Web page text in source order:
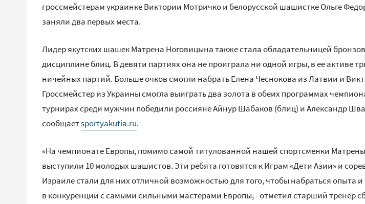
гроссмейстерам украинке Виктории Мотричко и белорусской шашистке Ольге
заняли два первых места.
Лидер якутских шашек Матрена Ноговицына также стала обладательницей
дисциплине блиц. В девяти партиях она не проиграла ни одной игры, в ее активе
ничейных партий. Больше очков смогли набрать Елена Чеснокова из Латвии и
Гроссмейстер из Украины смогла выиграть два золота в обеих программах
турнирах среди мужчин победили россияне Айнур Шабаков (блиц) и Александр
сообщаетsportyakutia.ru.
«На чемпионате Европы, помимо самой титулованной нашей спортсменки
выступили 10 молодых шашистов. Эти ребята готовятся к Играм «Дети Азии» и
Израиле стали для них отличной возможностью для того, чтобы набраться опыта и
в конкуренции с самыми сильными мастерами Европы, - отметил старший тренер